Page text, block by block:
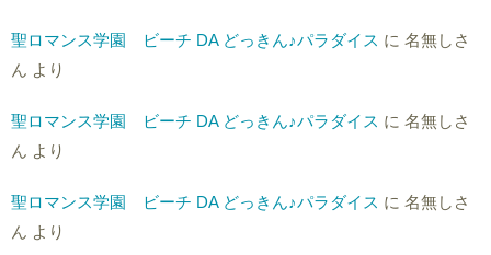
聖ロマンス学園 ビーチ DA どっきん♪パラダイス に 名無しさ
ん より
聖ロマンス学園 ビーチ DA どっきん♪パラダイス に 名無しさ
ん より
聖ロマンス学園 ビーチ DA どっきん♪パラダイス に 名無しさ
ん より